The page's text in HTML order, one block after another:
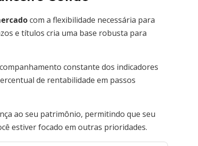
com a flexibilidade necessária para
e títulos cria uma base robusta para
constante dos indicadores
de rentabilidade em passos
ao seu patrimônio, permitindo que seu
estiver focado em outras prioridades.